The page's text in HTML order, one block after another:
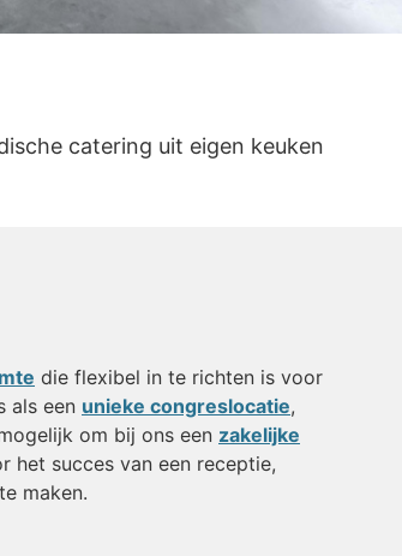
catering uit eigen keuken
die flexibel in te richten is voor
als een unieke congreslocatie,
om bij ons een zakelijke
het succes van een receptie,
maken.